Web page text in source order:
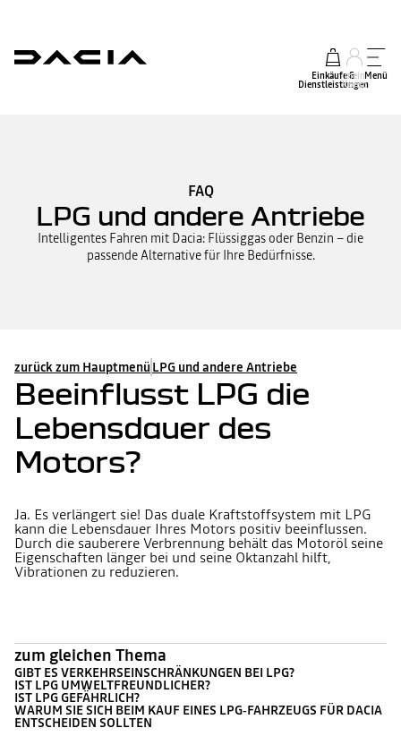
Einkäufe &
Dienstleistungen
mein
Konto
Menü
FAQ
LPG und andere Antriebe
Intelligentes Fahren mit Dacia: Flüssiggas oder Benzin – die
passende Alternative für Ihre Bedürfnisse.
zurück zum Hauptmenü LPG und andere Antriebe
Beeinflusst LPG die
Lebensdauer des
Motors?
Ja. Es verlängert sie! Das duale Kraftstoffsystem mit LPG
kann die Lebensdauer Ihres Motors positiv beeinflussen.
Durch die sauberere Verbrennung behält das Motoröl seine
Eigenschaften länger bei und seine Oktanzahl hilft,
Vibrationen zu reduzieren.
zum gleichen Thema
GIBT ES VERKEHRSEINSCHRÄNKUNGEN BEI LPG?
IST LPG UMWELTFREUNDLICHER?
IST LPG GEFÄHRLICH?
WARUM SIE SICH BEIM KAUF EINES LPG‑FAHRZEUGS FÜR DACIA
ENTSCHEIDEN SOLLTEN